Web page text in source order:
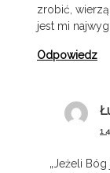
zrobić,
jest mi
Odpowiedz
„Jeżeli